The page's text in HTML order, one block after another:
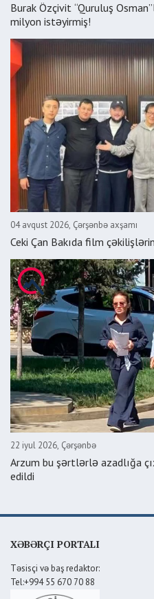
Burak Özçivit “Quruluş
milyon istəyirmiş!
04 avqust 2026, Çərşənbə axşamı
Ceki Çan Bakıda film
22 iyul 2026, Çərşənbə
Arzum bu şərtlərlə azadlığa
edildi
XƏBƏRÇI PORTALI
Təsisçi və baş redaktor:
Tel:+994 55 670 70 88